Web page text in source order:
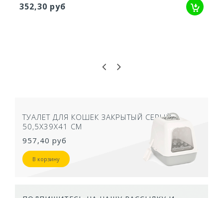
352,30 руб
ТУАЛЕТ ДЛЯ КОШЕК ЗАКРЫТЫЙ СЕРЫЙ
50,5Х39Х41 СМ
957,40 руб
В корзину